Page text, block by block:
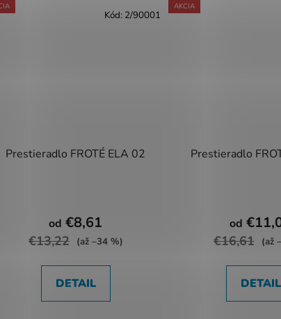
Prestieradlo FROTÉ ELA 02
od €8,61
€13,22 (až –34 %)
DETAIL
Kód: 2/90001
AKCIA
Prestieradlo
od
€16,61 (až
DETAIL